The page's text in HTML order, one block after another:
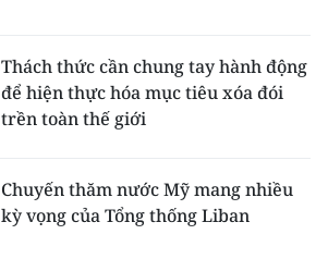
Thách thức cần chung tay hành động
để hiện thực hóa mục tiêu xóa đói
trền toàn thế giới
Chuyến thăm nước Mỹ mang nhiều
kỳ vọng của Tổng thống Liban